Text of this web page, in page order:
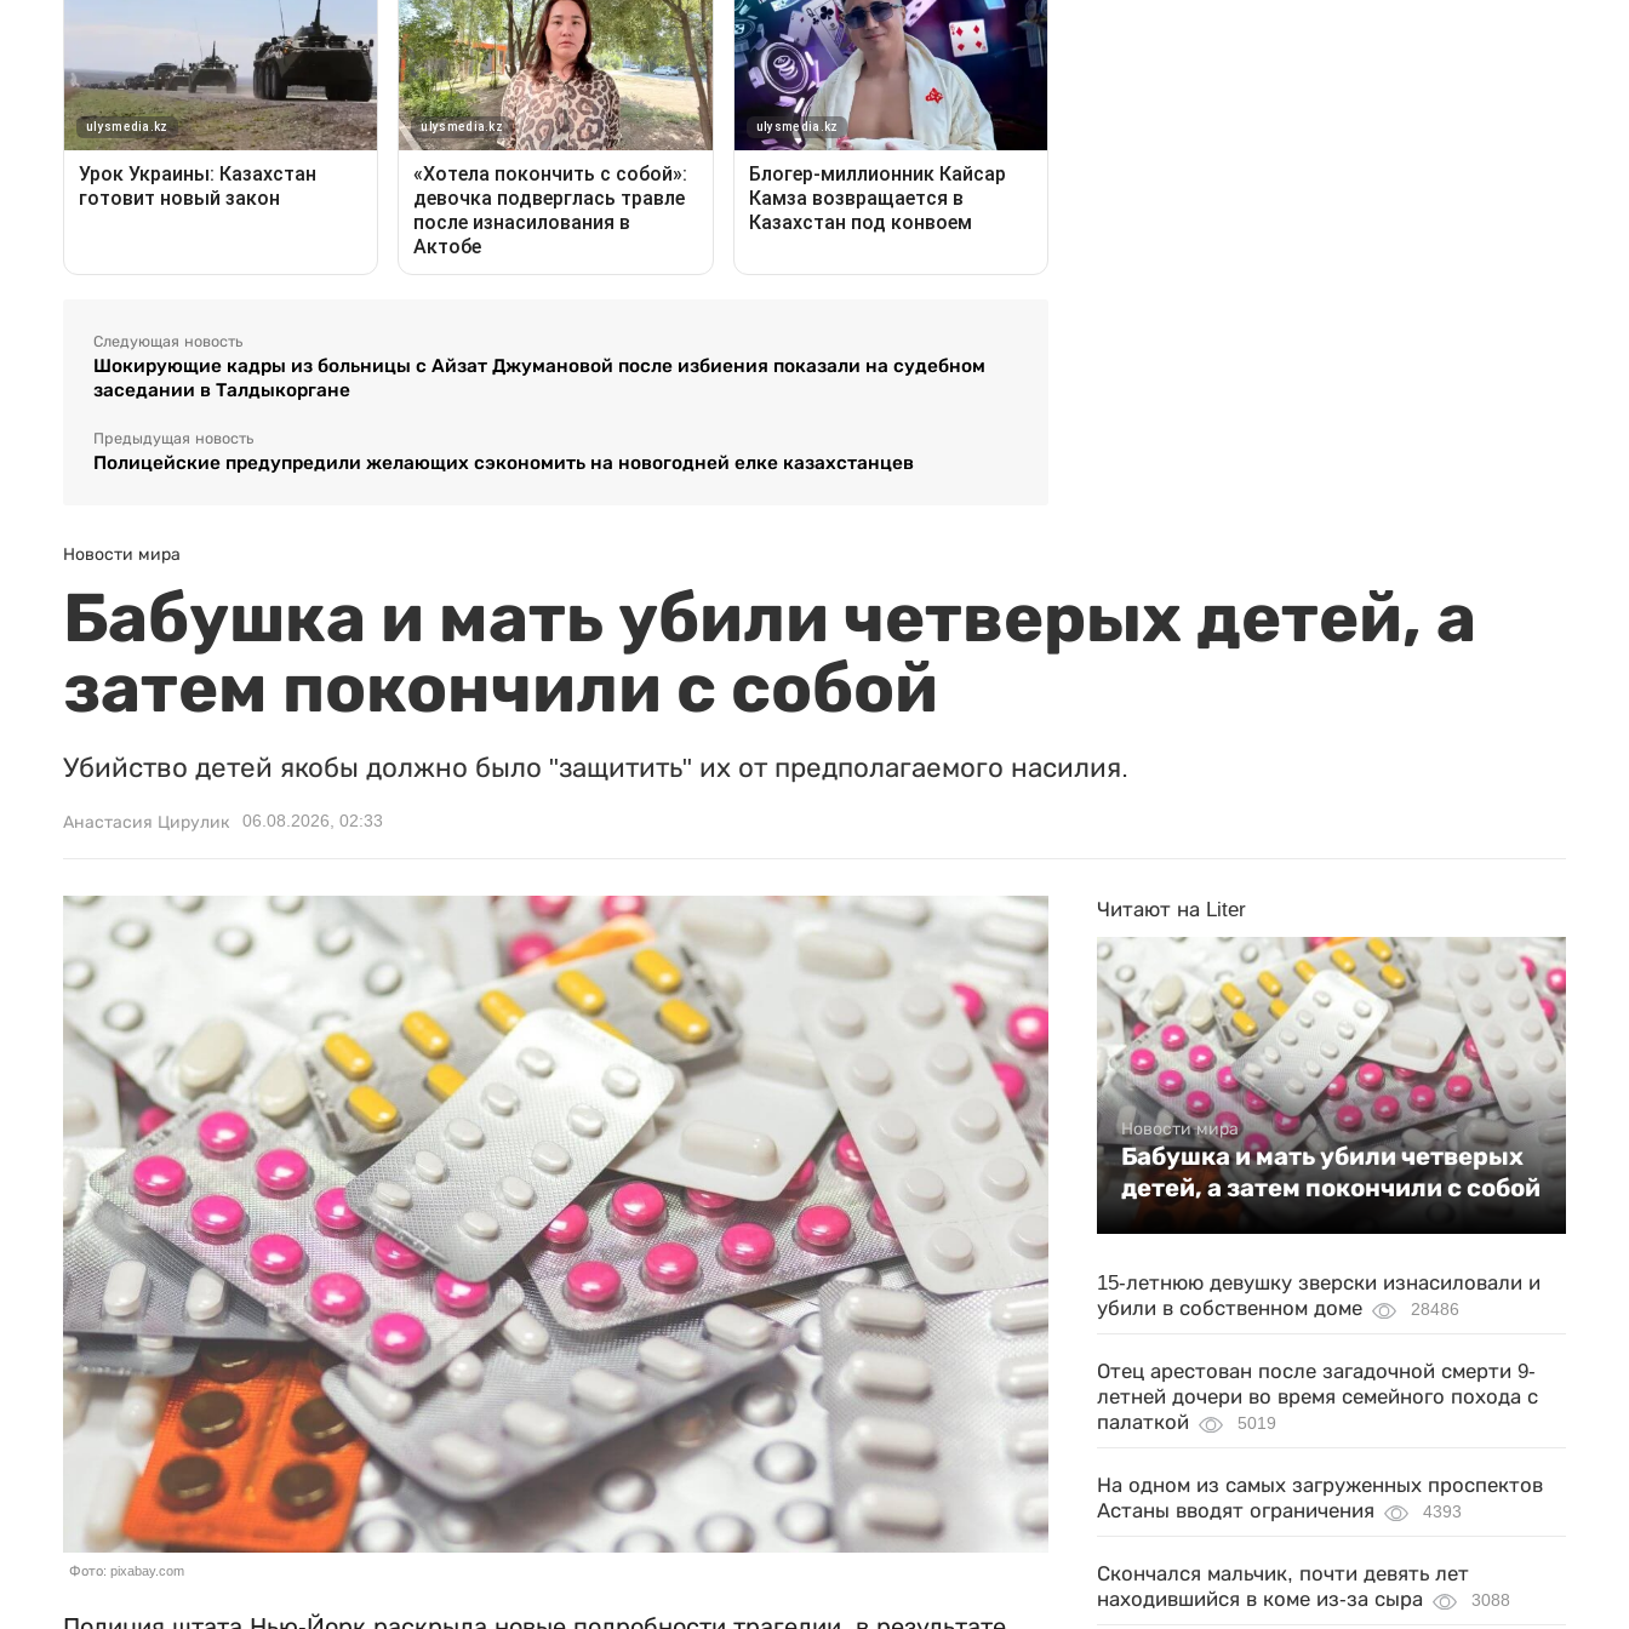
Следующая новость
Шокирующие кадры из больницы с Айзат Джумановой после избиения показали на судебном
заседании в Талдыкоргане
Предыдущая новость
Полицейские предупредили желающих сэкономить на новогодней елке казахстанцев
Новости мира
Бабушка и мать убили четверых детей, а
затем покончили с собой
Убийство детей якобы должно было "защитить" их от предполагаемого насилия.
Анастасия Цирулик 06.08.2026, 02:33
Фото: pixabay.com
Читают на Liter
Новости мира
Бабушка и мать убили четверых
детей, а затем покончили с собой
15-летнюю девушку зверски изнасиловали и
убили в собственном доме
28486
Отец арестован после загадочной смерти 9-
летней дочери во время семейного похода с
палаткой
5019
На одном из самых загруженных проспектов
Астаны вводят ограничения
4393
Скончался мальчик, почти девять лет
находившийся в коме из-за сыра
3088